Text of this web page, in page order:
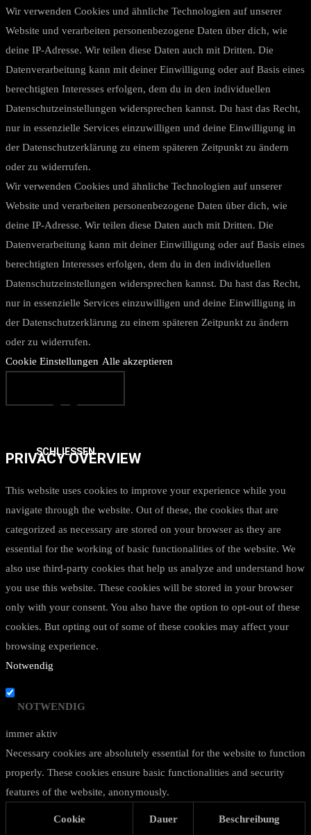
Wir verwenden Cookies und ähnliche Technologien auf unserer
Website und verarbeiten personenbezogene Daten über dich, wie
deine IP-Adresse. Wir teilen diese Daten auch mit Dritten. Die
Datenverarbeitung kann mit deiner Einwilligung oder auf Basis eines
berechtigten Interesses erfolgen, dem du in den individuellen
Datenschutzeinstellungen widersprechen kannst. Du hast das Recht,
nur in essenzielle Services einzuwilligen und deine Einwilligung in
der Datenschutzerklärung zu einem späteren Zeitpunkt zu ändern
oder zu widerrufen.
Wir verwenden Cookies und ähnliche Technologien auf unserer
Website und verarbeiten personenbezogene Daten über dich, wie
deine IP-Adresse. Wir teilen diese Daten auch mit Dritten. Die
Datenverarbeitung kann mit deiner Einwilligung oder auf Basis eines
berechtigten Interesses erfolgen, dem du in den individuellen
Datenschutzeinstellungen widersprechen kannst. Du hast das Recht,
nur in essenzielle Services einzuwilligen und deine Einwilligung in
der Datenschutzerklärung zu einem späteren Zeitpunkt zu ändern
oder zu widerrufen.
Cookie Einstellungen Alle akzeptieren
SCHLIESSEN
PRIVACY OVERVIEW
This website uses cookies to improve your experience while you
navigate through the website. Out of these, the cookies that are
categorized as necessary are stored on your browser as they are
essential for the working of basic functionalities of the website. We
also use third-party cookies that help us analyze and understand how
you use this website. These cookies will be stored in your browser
only with your consent. You also have the option to opt-out of these
cookies. But opting out of some of these cookies may affect your
browsing experience.
Notwendig
NOTWENDIG
immer aktiv
Necessary cookies are absolutely essential for the website to function
properly. These cookies ensure basic functionalities and security
features of the website, anonymously.
Cookie Dauer Beschreibung